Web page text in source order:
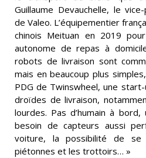
Guillaume Devauchelle, le
de Valeo. L’équipementier
chinois Meituan en 2019
autonome de repas à
robots de livraison sont
mais en beaucoup plus
PDG de Twinswheel, une
droïdes de livraison,
lourdes. Pas d’humain à
besoin de capteurs aussi
voiture, la possibilité de se
piétonnes et les trottoirs… »